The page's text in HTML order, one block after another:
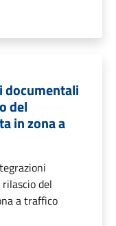
documentali
del
in zona a
del
a traffico